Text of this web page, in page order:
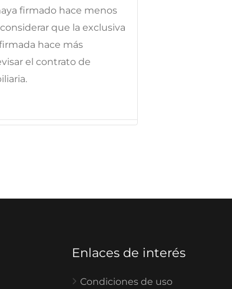
firmado hace menos
que la exclusiva
hace más
el contrato de
Enlaces de interés
Condiciones de uso